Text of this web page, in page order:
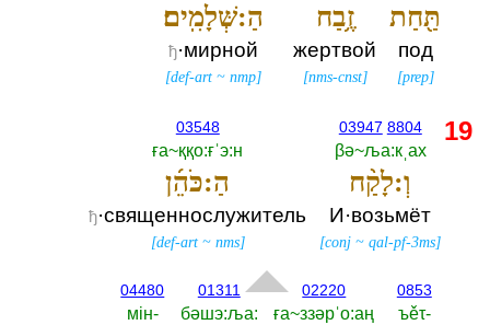
תַּ֖חַת
под
[prep]
זֶ֥בַח
жертвой
[nms-cnst]
הַ:שְּׁלָמִֽים׃
ђ·мирной
[def-art~ nmp]
03947 8804
βә~ља:кˌах
וְ:לָקַ֨ח
И·возьмёт
[conj ~qal-pf-3ms]
03548
ға~ққо:ғˈэ:н
הַ:כֹּהֵ֜ן
ђ·священнослужитель
[def-art~ nms]
0853
ъěτ-‎
02220
ға~ззәрˈо:аң
01311
бәшэ:ља:‎
04480
мiн-‎
19